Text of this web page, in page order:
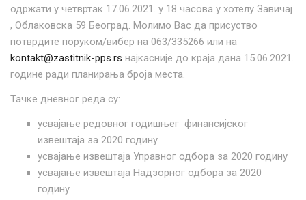
одржати у четвртак 17.06.2021. у 18 часова у хотелу Завичај
, Облаковска 59 Београд. Молимо Вас да присуство
потврдите поруком/вибер на 063/335266 или на
kontakt@zastitnik-pps.rs најкасније до краја дана 15.06.2021.
године ради планирања броја места.
Тачке дневног реда су:
усвајање редовног годишњег финансијског
извештаја за 2020 годину
усвајање извештаја Управног одбора за 2020 годину
усвајање извештаја Надзорног одбора за 2020
годину